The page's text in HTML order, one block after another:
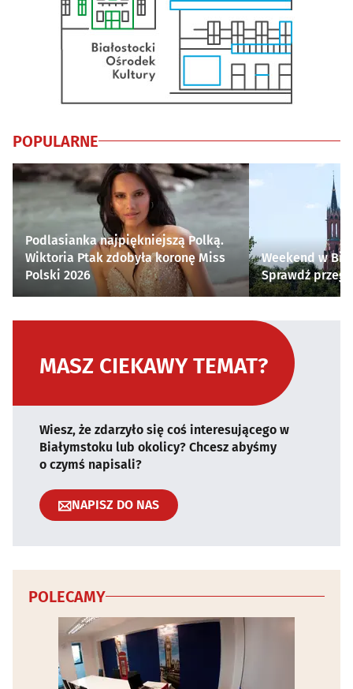
POPULARNE
Podlasianka najpiękniejszą Polką.
Wiktoria Ptak zdobyła koronę Miss
Polski 2026
Weekend w
Sprawdź
MASZ CIEKAWY TEMAT?
Wiesz, że zdarzyło się coś interesującego w
Białymstoku lub okolicy? Chcesz abyśmy
o czymś napisali?
NAPISZ DO NAS
POLECAMY